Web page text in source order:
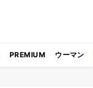
PREMIUM ウーマン